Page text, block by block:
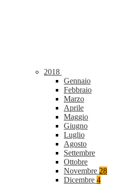
2018
Gennaio
Febbraio
Marzo
Aprile
Maggio
Giugno
Luglio
Agosto
Settembre
Ottobre
Novembre 28
Dicembre 4